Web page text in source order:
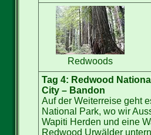
Redwoods
Tag 4: Redwood
City – Bandon
Auf der Weiterreise geht
National Park, wo wir
Wapiti Herden und eine
Redwood Urwälder